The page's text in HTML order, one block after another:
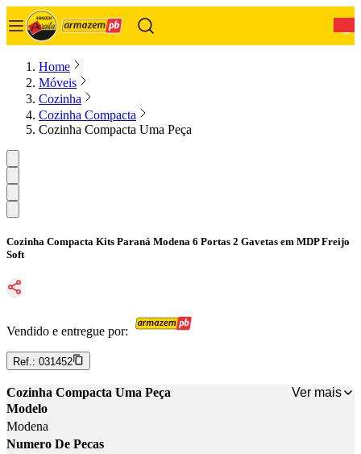
Home
Móveis
Cozinha
Cozinha Compacta
Cozinha Compacta Uma Peça
Cozinha Compacta Kits Paraná Modena 6 Portas 2 Gavetas em MDP Freijo
Soft
Vendido e entregue por:
Ref.: 031452
Cozinha Compacta Uma Peça
Ver mais
Modelo
Modena
Numero De Pecas